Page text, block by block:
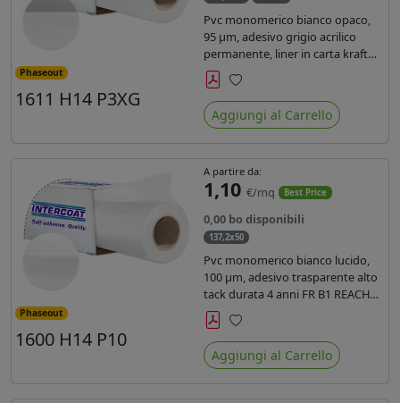
Phaseout
1611 H14 P3XG
Pvc monomerico bianco opaco,
95 µm, adesivo grigio acrilico
permanente, liner in carta kraft
siliconata 135gr/mq. Durata 3
anni, certificato FR B1, conforme
al REACH, stampa con ink
solvente, ecosolvente, uv e latex (
Preferiti
Aggiungi al Carrello
Phaseout
1600 H14 P10
A partire da:
1,10 €/mq Best Price
0,00 bo disponibili
137,2x50
Pvc monomerico bianco lucido,
100 µm, adesivo trasparente alto
tack durata 4 anni FR B1 REACH
per stampa solvente ecosolvente
uv latex, Liner in carta KRAFT
monosiliconata 135gr. brand
Intercoat.
Preferiti
Aggiungi al Carrello